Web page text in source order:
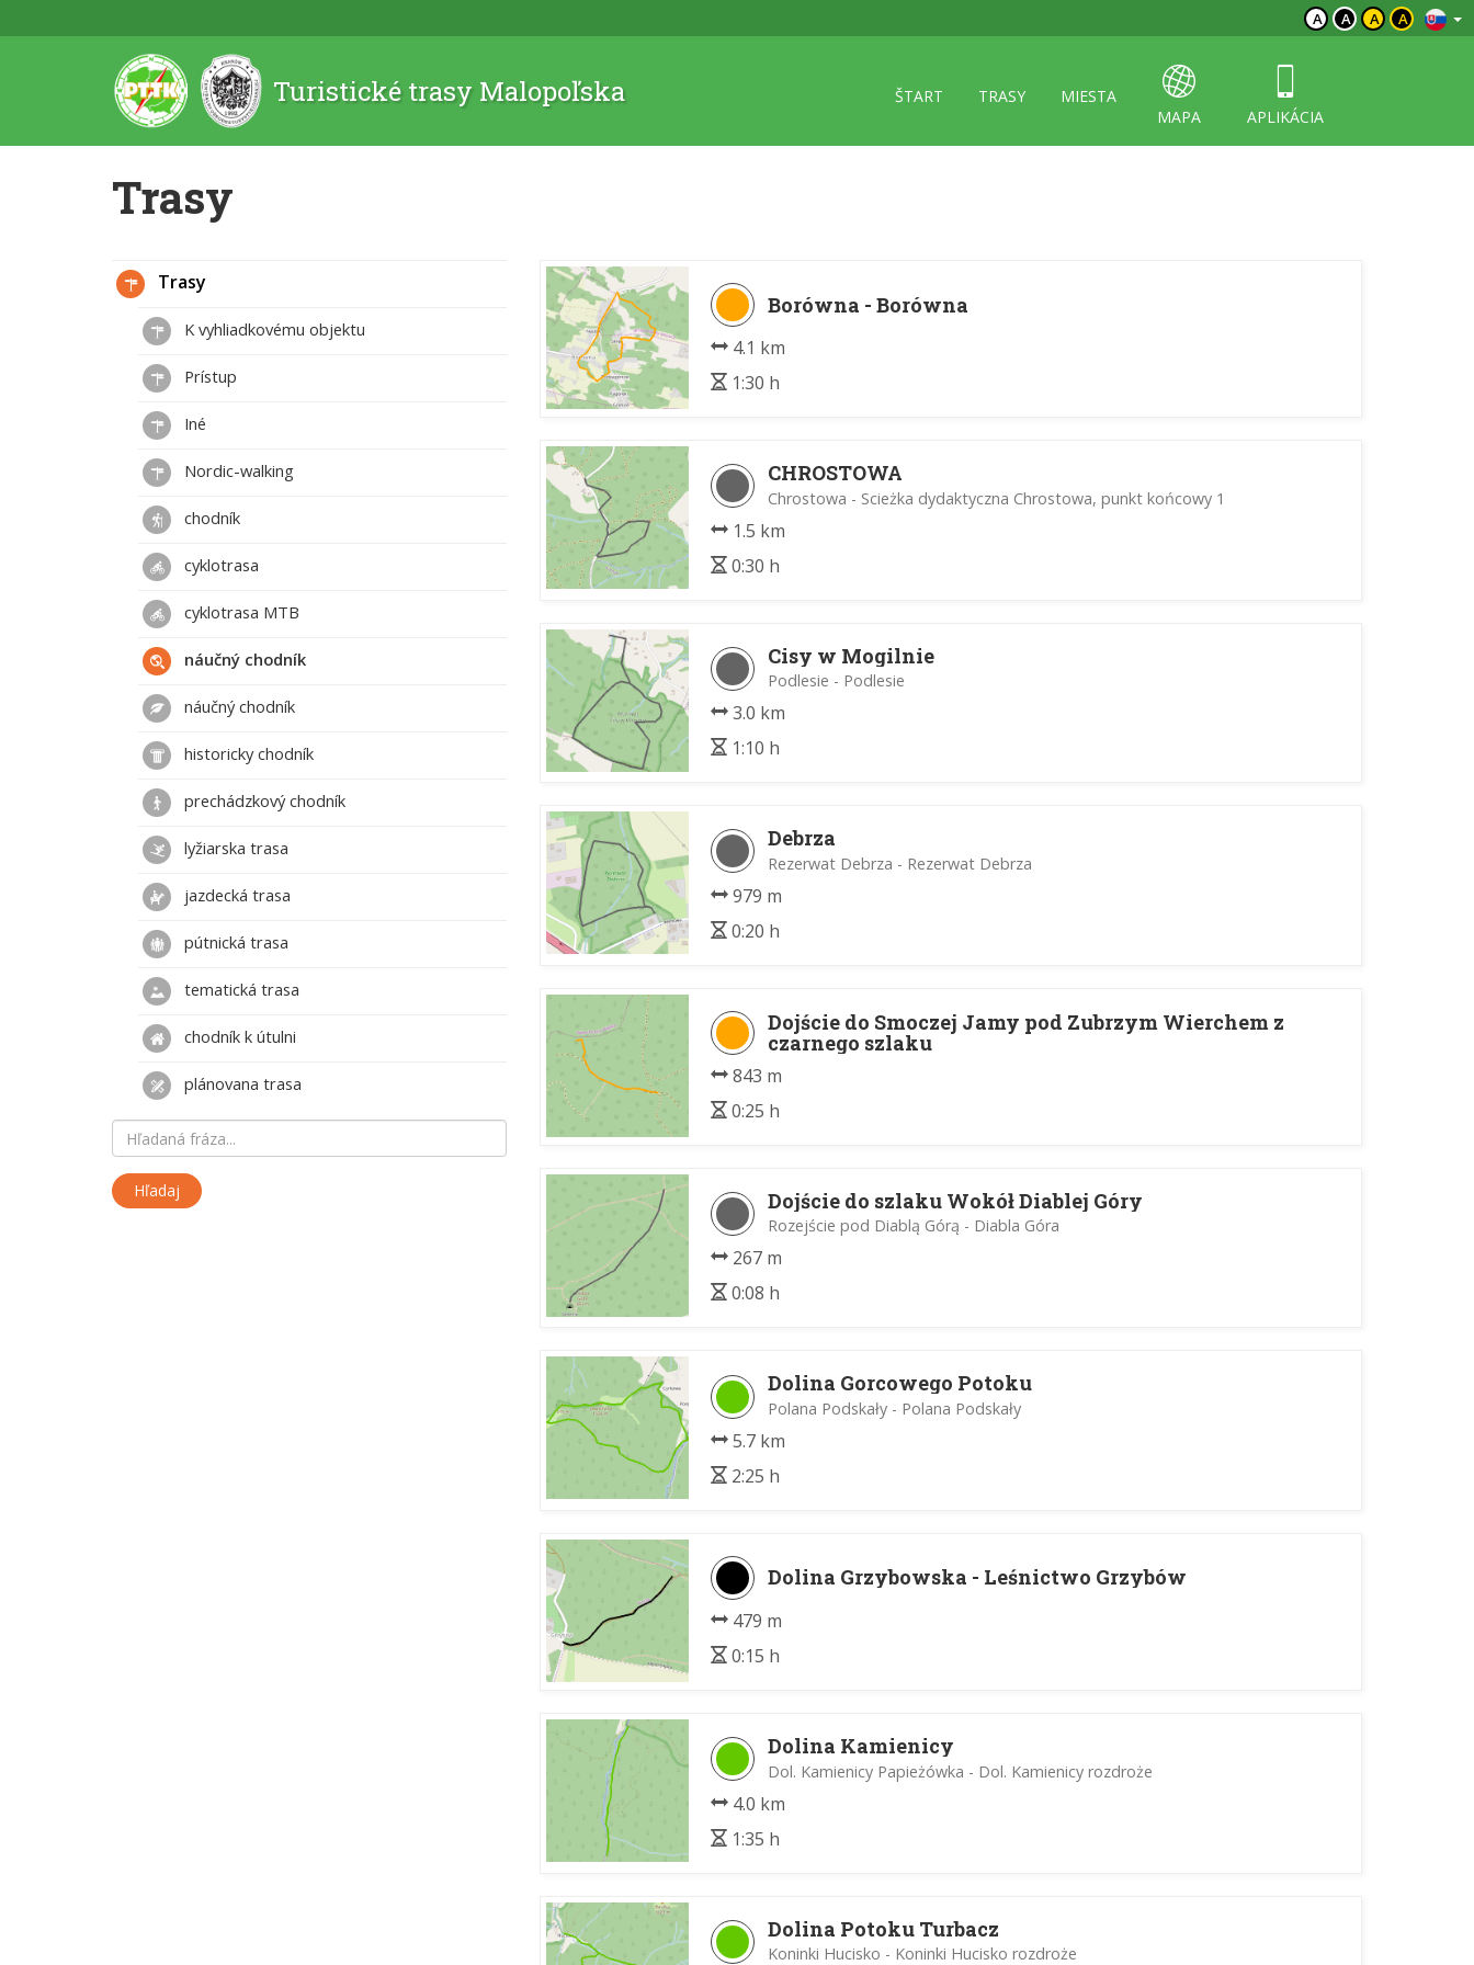
A A A A
Turistické trasy Malopoľska ŠTART TRASY
MIESTA
MAPA
APLIKÁCIA
Trasy
Borówna - Borówna
4.1 km
1:30 h
CHROSTOWA
Chrostowa - Scieżka dydaktyczna Chrostowa, punkt końcowy 1
1.5 km
0:30 h
Cisy w Mogilnie
Podlesie - Podlesie
3.0 km
1:10 h
Debrza
Rezerwat Debrza - Rezerwat Debrza
979 m
0:20 h
Dojście do Smoczej Jamy pod Zubrzym Wierchem z
czarnego szlaku
843 m
0:25 h
Dojście do szlaku Wokół Diablej Góry
Rozejście pod Diablą Górą - Diabla Góra
267 m
0:08 h
Dolina Gorcowego Potoku
Polana Podskały - Polana Podskały
5.7 km
2:25 h
Dolina Grzybowska - Leśnictwo Grzybów
479 m
0:15 h
Dolina Kamienicy
Dol. Kamienicy Papieżówka - Dol. Kamienicy rozdroże
4.0 km
1:35 h
Dolina Potoku Turbacz
Koninki Hucisko - Koninki Hucisko rozdroże
Trasy
K vyhliadkovému objektu
Prístup
Iné
Nordic-walking
chodník
cyklotrasa
cyklotrasa MTB
náučný chodník
náučný chodník
historicky chodník
prechádzkový chodník
lyžiarska trasa
jazdecká trasa
pútnická trasa
tematická trasa
chodník k útulni
plánovana trasa